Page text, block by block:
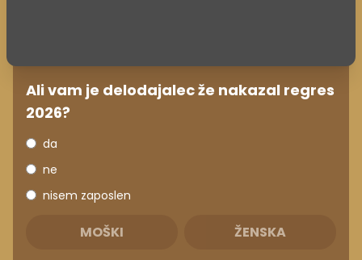
Ali vam je delodajalec že nakazal regres
2026?
da
ne
nisem zaposlen
MOŠKI ŽENSKA